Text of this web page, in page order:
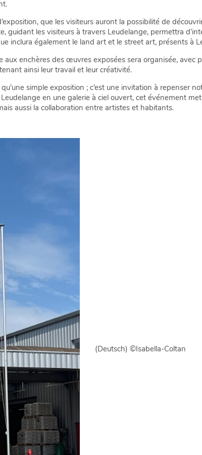
que les visiteurs auront la possibilité de
guidant les visiteurs à travers Leudelange, permettra
inclura également le land art et le street art, présents à
aux enchères des œuvres exposées sera organisée, avec
ainsi leur travail et leur créativité.
simple exposition ; c’est une invitation à repenser
en une galerie à ciel ouvert, cet événement
aussi la collaboration entre artistes et habitants.
(Deutsch) ©Isabella-Coltan